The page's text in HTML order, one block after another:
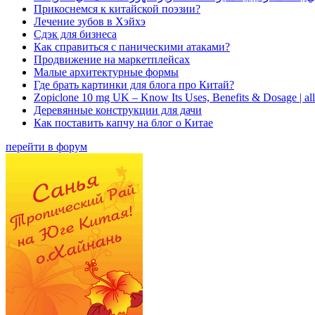
Прикоснемся к китайской поэзии?
Лечение зубов в Хэйхэ
Сдэк для бизнеса
Как справиться с паническими атаками?
Продвижение на маркетплейсах
Малые архитектурные формы
Где брать картинки для блога про Китай?
Zopiclone 10 mg UK – Know Its Uses, Benefits & Dosage |
Деревянные конструкции для дачи
Как поставить капчу на блог о Китае
перейти в форум